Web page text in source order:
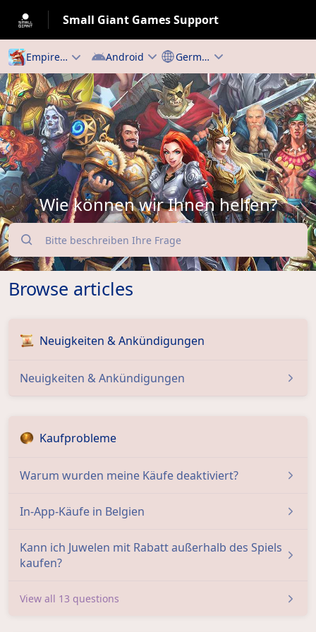
Small Giant Games Support
Empires & PuzzlesAndroid German - Deutsch
Wie können wir Ihnen helfen?
Browse articles
Neuigkeiten & Ankündigungen
Neuigkeiten & Ankündigungen
Kaufprobleme
Warum wurden meine Käufe deaktiviert?
In-App-Käufe in Belgien
Kann ich Juwelen mit Rabatt außerhalb des Spiels
kaufen?
View all 13 questions